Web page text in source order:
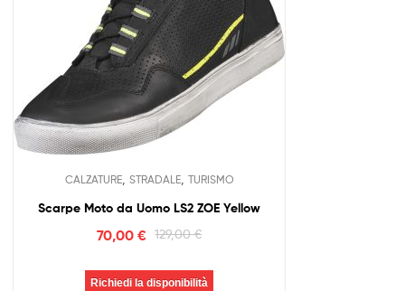
CALZATURE, STRADALE, TURISMO
Scarpe Moto da Uomo LS2 ZOE Yellow
129,00€
70,00 €
Richiedi la disponibilità